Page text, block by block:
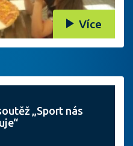
Více
„Sport nás